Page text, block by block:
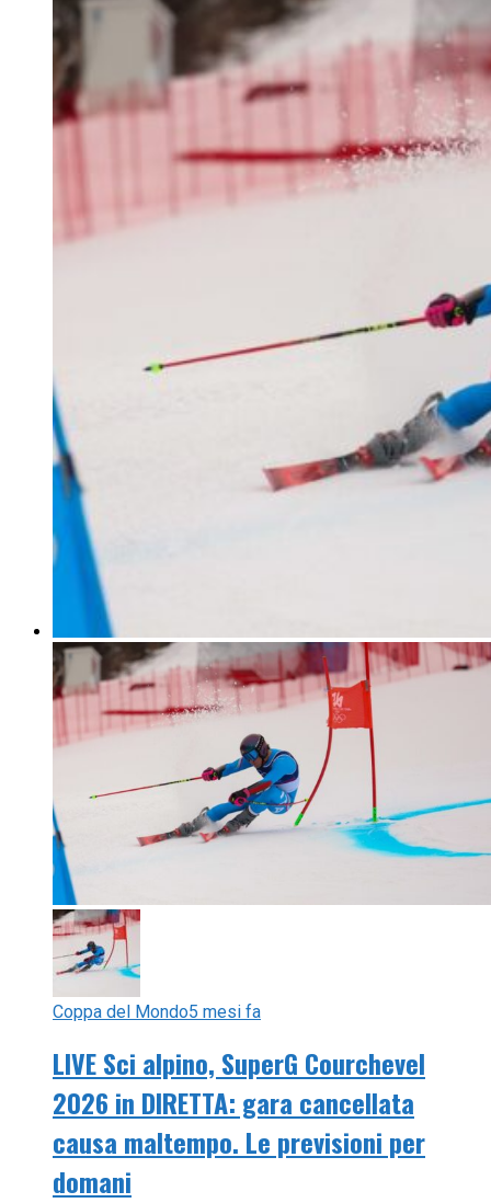
Coppa del Mondo5 mesi fa
LIVE Sci alpino, SuperG Courchevel
2026 in DIRETTA: gara cancellata
causa maltempo. Le previsioni per
domani